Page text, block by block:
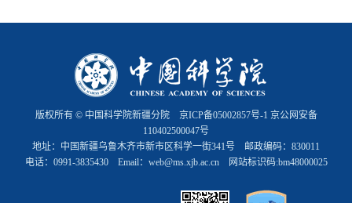
版权所有 © 中国科学院新疆分院 京ICP备05002857号-1 京公网安备
110402500047号
地址：中国新疆乌鲁木齐市新市区科学一街341号 邮政编码：830011
电话：0991-3835430 Email：web@ms.xjb.ac.cn 网站标识码:bm48000025